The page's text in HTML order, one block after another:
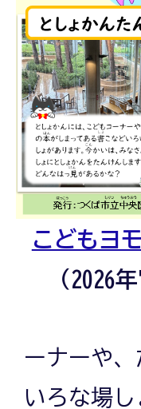
こどもヨ
（2026
ーナーや
いろな場